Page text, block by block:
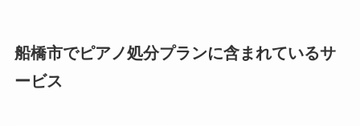
船橋市でピアノ処分プランに含まれているサ
ービス